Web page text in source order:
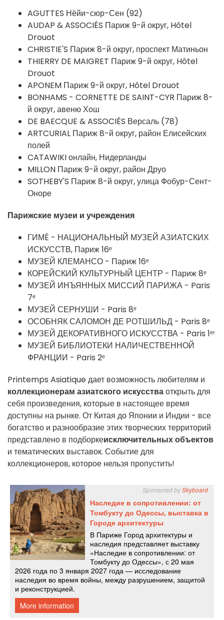
AGUTTES Нёйи-сюр-Сен (92)
AUDAP & ASSOCIÉS Париж 9-й округ, Hôtel
Drouot
CHRISTIE'S Париж 8-й округ, проспект Матиньон
THIERRY DE MAIGRET Париж 9-й округ, Hôtel
Drouot
APONEM Париж 9-й округ, Hôtel Drouot
BONHAMS - CORNETTE DE SAINT-CYR Париж 8-
й округ, авеню Хош
DE BAECQUE & ASSOCIÉS Версаль (78)
ARTCURIAL Париж 8-й округ, район Елисейских
полей
CATAWIKI онлайн, Нидерланды
MILLON Париж 9-й округ, район Друо
SOTHEBY'S Париж 8-й округ, улица Фобур-Сент-
Оноре
Парижские музеи и учреждения
ГИМÉ - НАЦИОНАЛЬНЫЙ МУЗЕЙ АЗИАТСКИХ
ИСКУССТВ, Париж 16ᵉ
МУЗЕЙ КЛЕМАНСО - Париж 16ᵉ
КОРЕЙСКИЙ КУЛЬТУРНЫЙ ЦЕНТР - Париж 8ᵉ
МУЗЕЙ ИНЪЯННЫХ МИССИЙ ПАРИЖА - Paris
7ᵉ
МУЗЕЙ СЕРНУШИ - Paris 8ᵉ
ОСОБНЯК САЛОМОН ДЕ РОТШИЛЬД - Paris 8ᵉ
МУЗЕЙ ДЕКОРАТИВНОГО ИСКУССТВА - Paris 1ᵉʳ
МУЗЕЙ БИБЛИОТЕКИ НАЛИЧЕСТВЕННОЙ
ФРАНЦИИ - Paris 2ᵉ
Printemps Asiatique дает возможность любителям и
коллекционерам азиатского искусстваоткрыть для
себя произведения, которые в настоящее время
доступны на рынке. От Китая до Японии и Индии - все
богатство и разнообразие этих творческих территорий
представлено в подборкеисключительных объектов
и тематических выставок. Событие для
коллекционеров, которое нельзя пропустить!